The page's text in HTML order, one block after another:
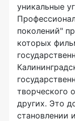
уникальные
поколений"
которых
творческого
других. Это
становлении